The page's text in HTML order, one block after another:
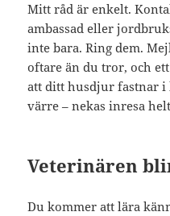
Mitt råd är enkelt.
ambassad eller
inte bara. Ring dem.
oftare än du tror, och
att ditt husdjur fastnar
värre – nekas inresa
Veterinären
Du kommer att lära